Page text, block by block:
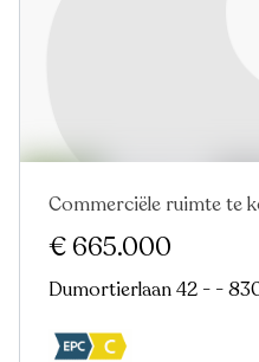
Commerciële ruimte te
€ 665.000
Dumortierlaan 42 - -